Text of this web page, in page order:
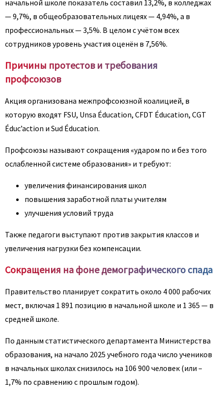
начальной школе показатель составил 13,2%, в колледжах
— 9,7%, в общеобразовательных лицеях — 4,94%, а в
профессиональных — 3,5%. В целом с учётом всех
сотрудников уровень участия оценён в 7,56%.
Причины протестов и требования
профсоюзов
Акция организована межпрофсоюзной коалицией, в
которую входят FSU, Unsa Éducation, CFDT Éducation, CGT
Éduc’action и Sud Éducation.
Профсоюзы называют сокращения «ударом по и без того
ослабленной системе образования» и требуют:
увеличения финансирования школ
повышения заработной платы учителям
улучшения условий труда
Также педагоги выступают против закрытия классов и
увеличения нагрузки без компенсации.
Сокращения на фоне демографического спада
Правительство планирует сократить около 4 000 рабочих
мест, включая 1 891 позицию в начальной школе и 1 365 — в
средней школе.
По данным статистического департамента Министерства
образования, на начало 2025 учебного года число учеников
в начальных школах снизилось на 106 900 человек (или –
1,7% по сравнению с прошлым годом).